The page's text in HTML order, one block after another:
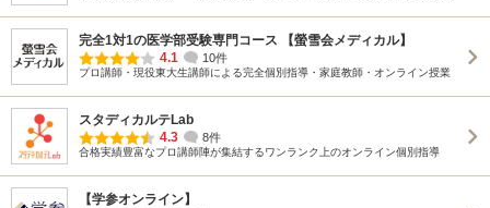
完全1対1の医学部受験専門コース 【螢雪会メディカル】
4.1
10件
プロ講師・現役東大生講師による完全個別指導・家庭教師・オンライン授業
スタディカルテLab
4.3
8件
合格実績豊富なプロ講師陣が集結するワンランク上のオンライン個別指導
【学参オンライン】